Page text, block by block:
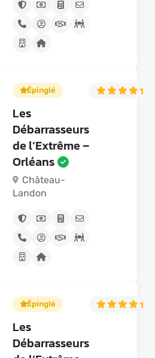
Épinglé
Les
Débarrasseurs
de l’Extrême –
Orléans
Château-
Landon
Épinglé
Les
Débarrasseurs